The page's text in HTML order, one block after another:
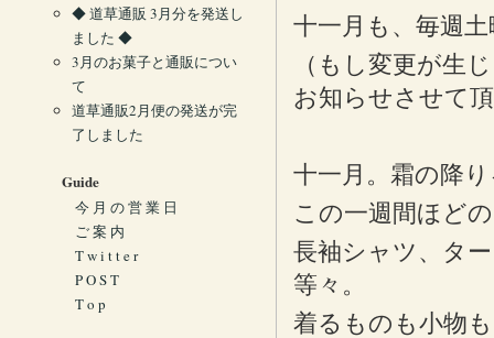
十一月も、毎週
（もし変更が生
お知らせさせて
十一月。霜の降
この一週間ほど
長袖シャツ、タ
等々。
着るものも小物
◆ 道草通販 3月分を発送し
ました ◆
3月のお菓子と通販につい
て
道草通販2月便の発送が完
了しました
Guide
今 月 の 営 業 日
ご 案 内
T w i t t e r
P O S T
T o p